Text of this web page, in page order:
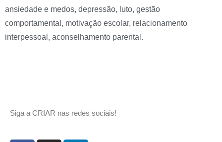
ansiedade e medos, depressão, luto, gestão
comportamental, motivação escolar, relacionamento
interpessoal, aconselhamento parental.
Siga a CRIAR nas redes sociais!